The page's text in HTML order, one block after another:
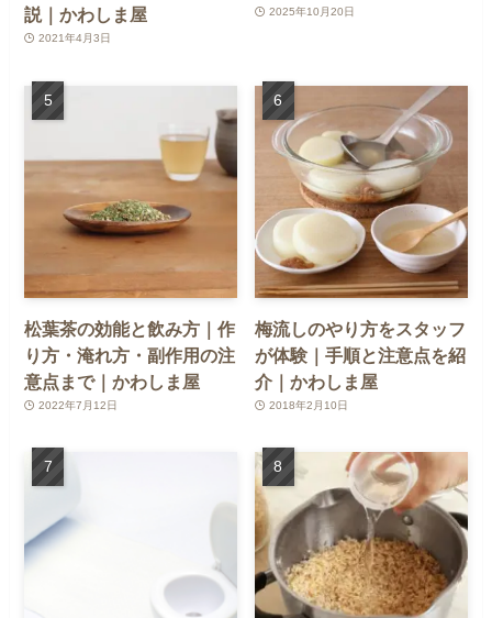
説｜かわしま屋
2021年4月3日
2025年10月20日
松葉茶の効能と飲み方｜作
り方・淹れ方・副作用の注
意点まで｜かわしま屋
2022年7月12日
梅流しのやり方をスタッフ
が体験｜手順と注意点を紹
介｜かわしま屋
2018年2月10日